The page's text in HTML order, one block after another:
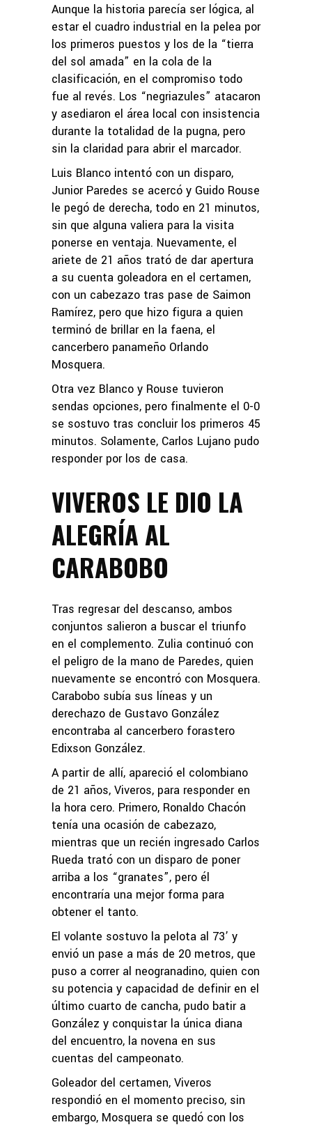
Aunque la historia parecía ser lógica, al
estar el cuadro industrial en la pelea por
los primeros puestos y los de la “tierra
del sol amada” en la cola de la
clasificación, en el compromiso todo
fue al revés. Los “negriazules” atacaron
y asediaron el área local con insistencia
durante la totalidad de la pugna, pero
sin la claridad para abrir el marcador.
Luis Blanco intentó con un disparo,
Junior Paredes se acercó y Guido Rouse
le pegó de derecha, todo en 21 minutos,
sin que alguna valiera para la visita
ponerse en ventaja. Nuevamente, el
ariete de 21 años trató de dar apertura
a su cuenta goleadora en el certamen,
con un cabezazo tras pase de Saimon
Ramírez, pero que hizo figura a quien
terminó de brillar en la faena, el
cancerbero panameño Orlando
Mosquera.
Otra vez Blanco y Rouse tuvieron
sendas opciones, pero finalmente el 0-0
se sostuvo tras concluir los primeros 45
minutos. Solamente, Carlos Lujano pudo
responder por los de casa.
VIVEROS LE DIO LA
ALEGRÍA AL
CARABOBO
Tras regresar del descanso, ambos
conjuntos salieron a buscar el triunfo
en el complemento. Zulia continuó con
el peligro de la mano de Paredes, quien
nuevamente se encontró con Mosquera.
Carabobo subía sus líneas y un
derechazo de Gustavo González
encontraba al cancerbero forastero
Edixson González.
A partir de allí, apareció el colombiano
de 21 años, Viveros, para responder en
la hora cero. Primero, Ronaldo Chacón
tenía una ocasión de cabezazo,
mientras que un recién ingresado Carlos
Rueda trató con un disparo de poner
arriba a los “granates”, pero él
encontraría una mejor forma para
obtener el tanto.
El volante sostuvo la pelota al 73’ y
envió un pase a más de 20 metros, que
puso a correr al neogranadino, quien con
su potencia y capacidad de definir en el
último cuarto de cancha, pudo batir a
González y conquistar la única diana
del encuentro, la novena en sus
cuentas del campeonato.
Goleador del certamen, Viveros
respondió en el momento preciso, sin
embargo, Mosquera se quedó con los